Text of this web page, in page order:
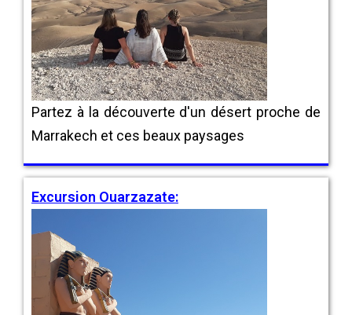
Partez à la découverte d'un désert proche de
Marrakech et ces beaux paysages
Excursion Ouarzazate: